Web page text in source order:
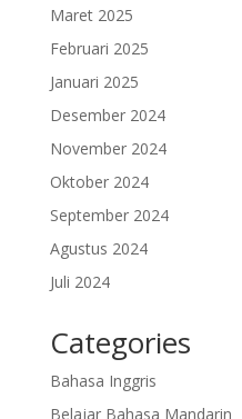
Maret 2025
Februari 2025
Januari 2025
Desember 2024
November 2024
Oktober 2024
September 2024
Agustus 2024
Juli 2024
Categories
Bahasa Inggris
Belajar Bahasa Mandarin